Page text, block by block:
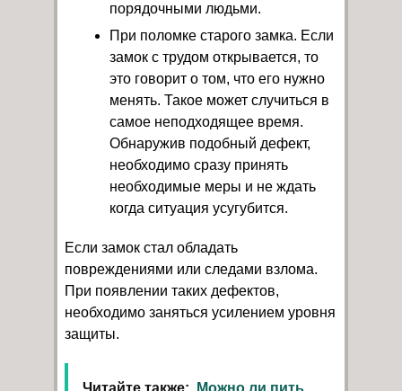
порядочными людьми.
При поломке старого замка. Если
замок с трудом открывается, то
это говорит о том, что его нужно
менять. Такое может случиться в
самое неподходящее время.
Обнаружив подобный дефект,
необходимо сразу принять
необходимые меры и не ждать
когда ситуация усугубится.
Если замок стал обладать
повреждениями или следами взлома.
При появлении таких дефектов,
необходимо заняться усилением уровня
защиты.
Читайте также:
Можно ли пить